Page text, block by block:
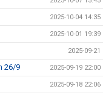
2025-10-04 14:35
2025-10-01 19:39
2025-09-21
26/9 2025-09-19 22:00
2025-09-18 22:06